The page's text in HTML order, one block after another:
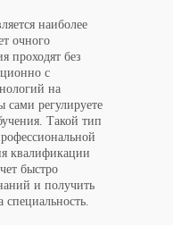
наиболее
очного
проходят без
с
на
сами регулируете
Такой тип
квалификации
быстро
и получить